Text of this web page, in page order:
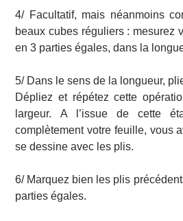
4/ Facultatif, mais néanmoins
beaux cubes réguliers : mesurez
en 3 parties égales, dans la
5/ Dans le sens de la longueur,
Dépliez et répétez cette
largeur. A l’issue de cette
complètement votre feuille, vous
se dessine avec les plis.
6/ Marquez bien les plis
parties égales.